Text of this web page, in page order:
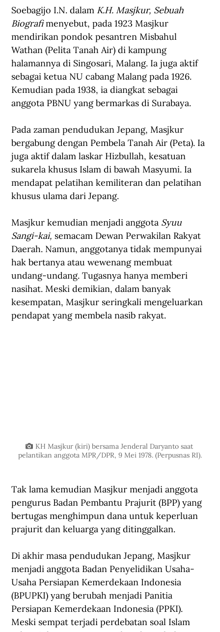
Soebagijo I.N. dalam K.H. Masjkur, Sebuah
Biografi menyebut, pada 1923 Masjkur
mendirikan pondok pesantren Misbahul
Wathan (Pelita Tanah Air) di kampung
halamannya di Singosari, Malang. Ia juga aktif
sebagai ketua NU cabang Malang pada 1926.
Kemudian pada 1938, ia diangkat sebagai
anggota PBNU yang bermarkas di Surabaya.
Pada zaman pendudukan Jepang, Masjkur
bergabung dengan Pembela Tanah Air (Peta). Ia
juga aktif dalam laskar Hizbullah, kesatuan
sukarela khusus Islam di bawah Masyumi. Ia
mendapat pelatihan kemiliteran dan pelatihan
khusus ulama dari Jepang.
Masjkur kemudian menjadi anggota Syuu
Sangi-kai, semacam Dewan Perwakilan Rakyat
Daerah. Namun, anggotanya tidak mempunyai
hak bertanya atau wewenang membuat
undang-undang. Tugasnya hanya memberi
nasihat. Meski demikian, dalam banyak
kesempatan, Masjkur seringkali mengeluarkan
pendapat yang membela nasib rakyat.
KH Masjkur (kiri) bersama Jenderal Daryanto saat
pelantikan anggota MPR/DPR, 9 Mei 1978. (Perpusnas RI).
Tak lama kemudian Masjkur menjadi anggota
pengurus Badan Pembantu Prajurit (BPP) yang
bertugas menghimpun dana untuk keperluan
prajurit dan keluarga yang ditinggalkan.
Di akhir masa pendudukan Jepang, Masjkur
menjadi anggota Badan Penyelidikan Usaha-
Usaha Persiapan Kemerdekaan Indonesia
(BPUPKI) yang berubah menjadi Panitia
Persiapan Kemerdekaan Indonesia (PPKI).
Meski sempat terjadi perdebatan soal Islam